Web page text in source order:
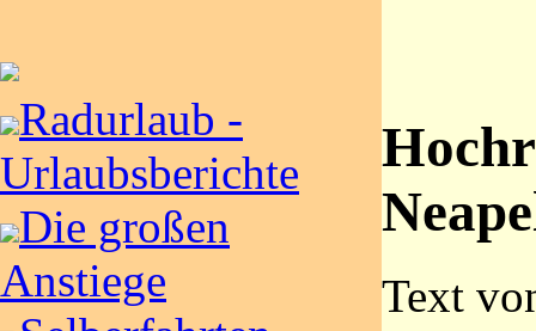
Radurlaub -
Urlaubsberichte
Die großen
Anstiege
Text